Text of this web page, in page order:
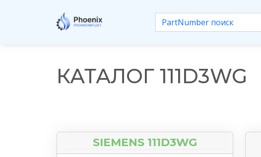
КАТАЛОГ 111D3WG
SIEMENS 111D3WG